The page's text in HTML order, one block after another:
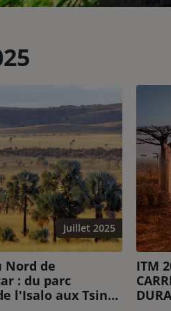
Juillet 2025
Nord de
: du parc
l'Isalo aux Tsingy
ITM